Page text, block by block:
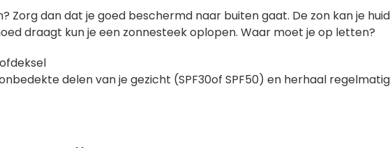
Zorg dan dat je goed beschermd naar buiten gaat. De zon kan je huid
draagt kun je een zonnesteek oplopen. Waar moet je op letten?
delen van je gezicht (SPF30of SPF50) en herhaal regelmatig